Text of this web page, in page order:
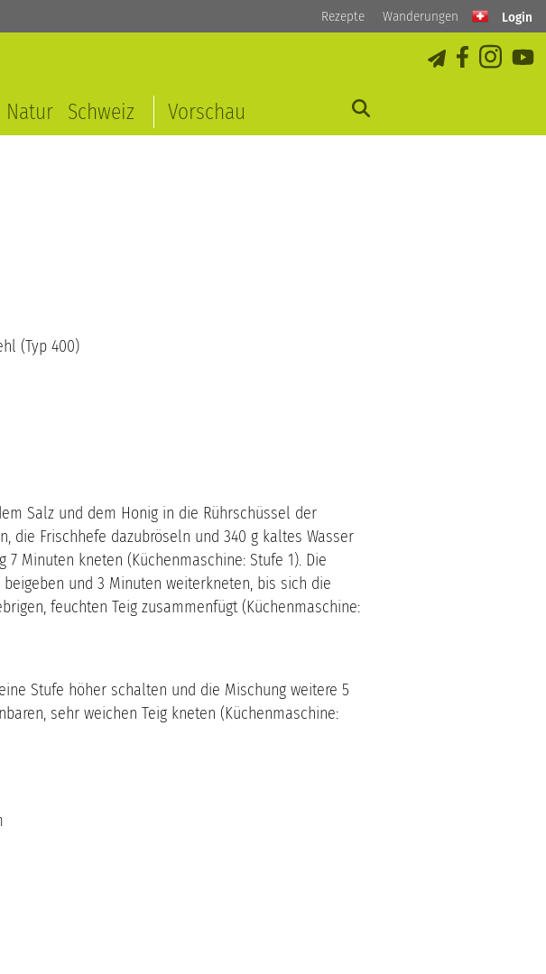
Rezepte Wanderungen Login
Natur Schweiz Vorschau
(Typ 400)
Salz und dem Honig in die Rührschüssel der
die Frischhefe dazubröseln und 340 g kaltes Wasser
7 Minuten kneten (Küchenmaschine: Stufe 1). Die
und 3 Minuten weiterkneten, bis sich die
feuchten Teig zusammenfügt (Küchenmaschine:
Stufe höher schalten und die Mischung weitere 5
sehr weichen Teig kneten (Küchenmaschine: